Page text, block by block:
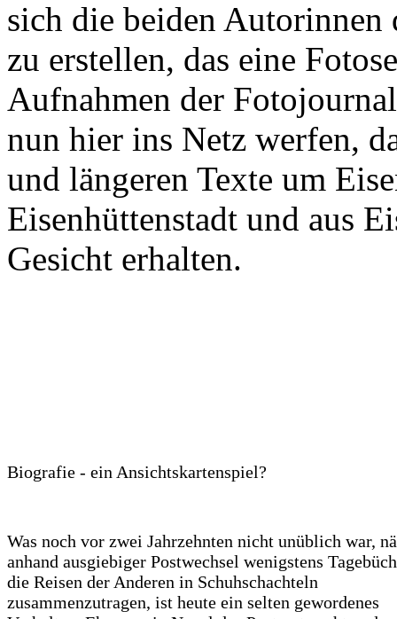
sich die beiden
zu erstellen, das eine
Aufnahmen der
nun hier ins Netz werfen,
und längeren Texte um
Eisenhüttenstadt und aus
Gesicht erhalten.
Biografie - ein Ansichtskartenspiel?
Was noch vor zwei Jahrzehnten nicht unüblich war,
anhand ausgiebiger Postwechsel wenigstens
die Reisen der Anderen in Schuhschachteln
zusammenzutragen, ist heute ein selten gewordenes